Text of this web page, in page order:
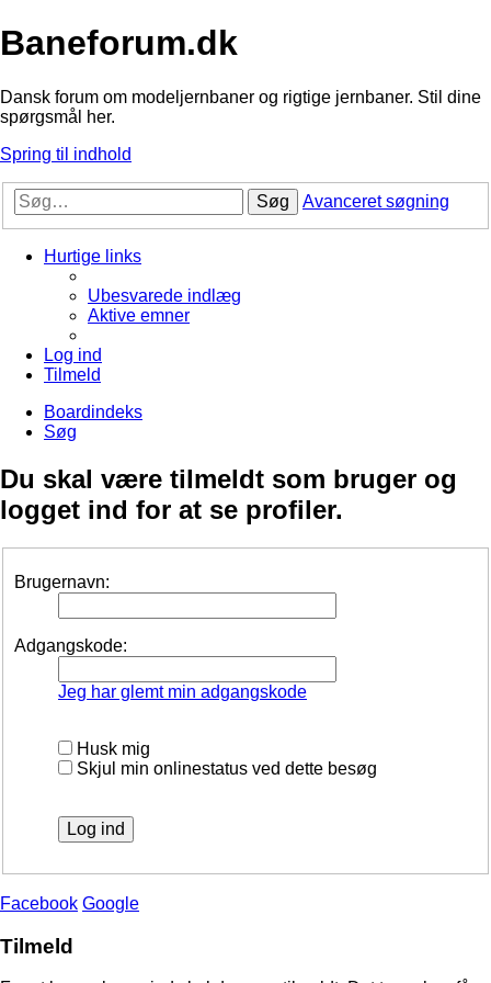
Baneforum.dk
Dansk forum om modeljernbaner og rigtige jernbaner. Stil dine
spørgsmål her.
Spring til indhold
Søg Avanceret søgning
Hurtige links
Ubesvarede indlæg
Aktive emner
Log ind
Tilmeld
Boardindeks
Søg
Du skal være tilmeldt som bruger og
logget ind for at se profiler.
Brugernavn:
Adgangskode:
Jeg har glemt min adgangskode
Husk mig
Skjul min onlinestatus ved dette besøg
Facebook Google
Tilmeld